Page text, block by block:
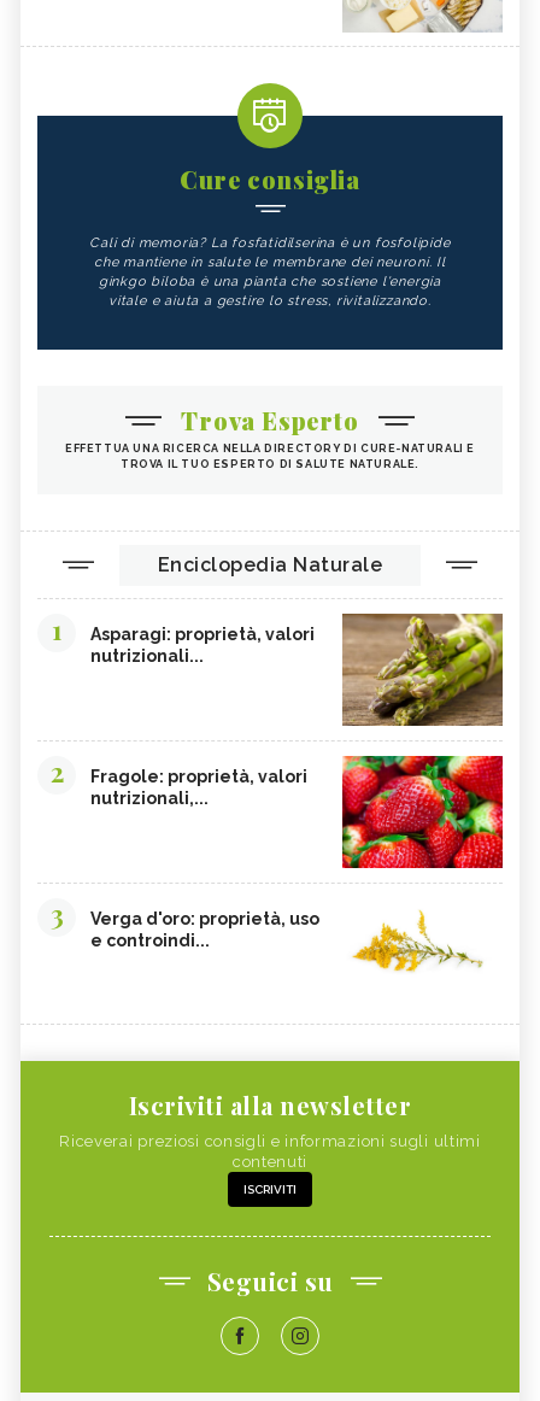
Cure consiglia
Cali di memoria? La fosfatidilserina è un fosfolipide
che mantiene in salute le membrane dei neuroni. Il
ginkgo biloba è una pianta che sostiene l'energia
vitale e aiuta a gestire lo stress, rivitalizzando.
Trova Esperto
EFFETTUA UNA RICERCA NELLA DIRECTORY DI CURE-NATURALI E
TROVA IL TUO ESPERTO DI SALUTE NATURALE.
Enciclopedia Naturale
1
Asparagi: proprietà, valori
nutrizionali...
2
Fragole: proprietà, valori
nutrizionali,...
3
Verga d'oro: proprietà, uso
e controindi...
Iscriviti alla newsletter
Riceverai preziosi consigli e informazioni sugli ultimi
contenuti
ISCRIVITI
Seguici su